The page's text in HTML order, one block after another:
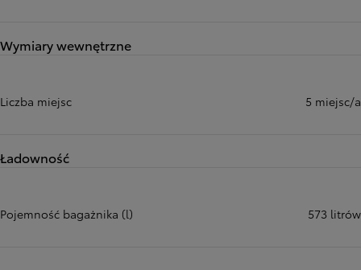
Wymiary wewnętrzne
Liczba miejsc 5 miejsc/a
Ładowność
Pojemność bagażnika (l) 573 litrów